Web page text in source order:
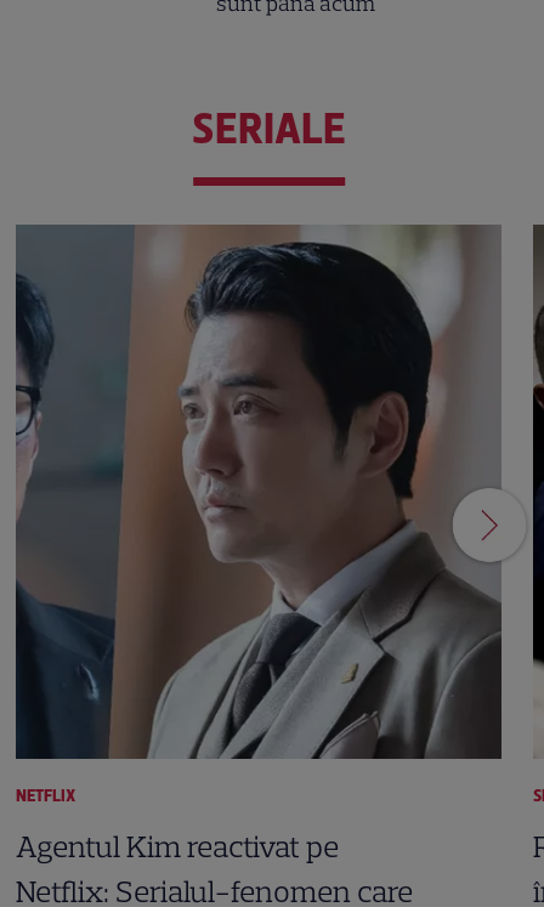
SERIALE
NETFLIX
Agentul Kim reactivat pe
Netflix: Serialul-fenomen care